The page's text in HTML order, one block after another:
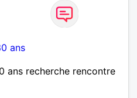
ans
ans recherche rencontre